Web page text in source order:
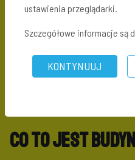
SŁOWNIK TERMINÓW
Budynek wysoki
Co to jest
ustawienia przeglądarki.
Szczegółowe informacje są
KONTYNUUJ